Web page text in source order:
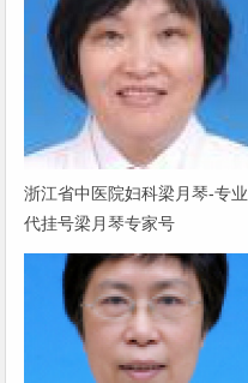
浙江省中医院妇科梁月琴-专业
代挂号梁月琴专家号